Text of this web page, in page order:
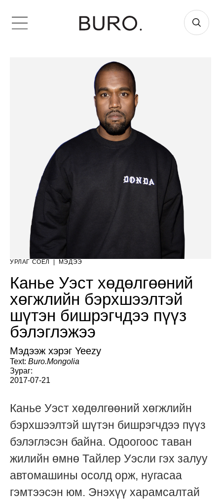
УРЛАГ СОЁЛ МЭДЭЭ
Канье Уэст хөдөлгөөний
хөгжлийн бэрхшээлтэй
шүтэн бишрэгчдээ пүүз
бэлэглэжээ
Мэдээж хэрэг Yeezy
Text: Buro.Mongolia
Зураг:
2017-07-21
Канье Уэст хөдөлгөөний хөгжлийн
бэрхшээлтэй шүтэн бишрэгчдээ пүүз
бэлэглэсэн байна. Одоогоос таван
жилийн өмнө Тайлер Уэсли гэх залуу
автомашины осолд орж, нугасаа
гэмтээсэн юм. Энэхүү харамсалтай